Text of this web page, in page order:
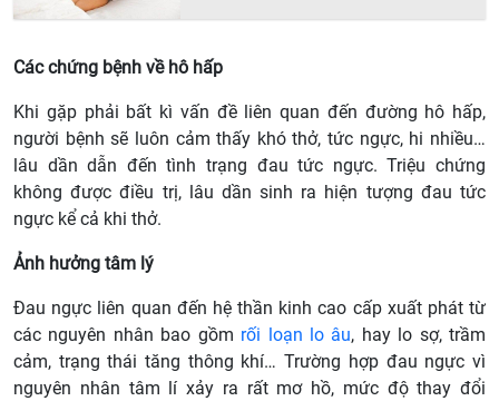
Các chứng bệnh về hô hấp
Khi gặp phải bất kì vấn đề liên quan đến đường hô hấp,
người bệnh sẽ luôn cảm thấy khó thở, tức ngực, hi nhiều…
lâu dần dẫn đến tình trạng đau tức ngực. Triệu chứng
không được điều trị, lâu dần sinh ra hiện tượng đau tức
ngực kể cả khi thở.
Ảnh hưởng tâm lý
Đau ngực liên quan đến hệ thần kinh cao cấp xuất phát từ
các nguyên nhân bao gồm rối loạn lo âu, hay lo sợ, trầm
cảm, trạng thái tăng thông khí… Trường hợp đau ngực vì
nguyên nhân tâm lí xảy ra rất mơ hồ, mức độ thay đổi